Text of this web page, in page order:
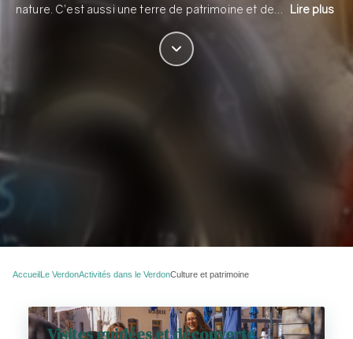
nature. C’est aussi une terre de patrimoine et de…
Lire plus
AccueilLe VerdonActivités dans le VerdonCulture et patrimoine
Visites guidées et découverte